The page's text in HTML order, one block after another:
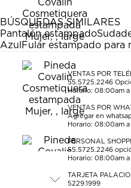
1
estrella
Esta
acción
abrirá
el
formulario
de
envío.
2
estrellas.
Esta
acción
abrirá
el
formulario
de
envío.
estrellas.
Esta
acción
abrirá
formulario
de
Esta
abrirá
de
BÚSQUEDAS SIMILARES
Pantalón estampado
Azul Fular estampado para
VENTAS POR
55.5725.2246
Horario: 08:00am
VENTAS POR
Agregar en
Horario: 08:00am
PERSONAL
55.5725.2246
Horario: 08:00am
TARJETA PALACIO:
5229.1999